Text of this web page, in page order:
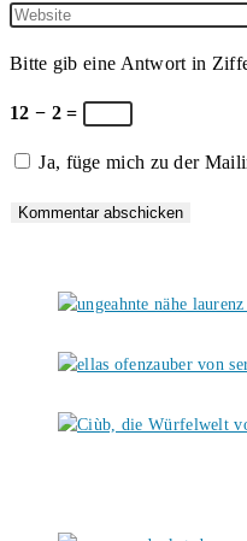
Namen
Benutzernamen
zum
Kommentieren
ein
deine
Mail-
Adresse
Kommentieren
Gib
Website-
URL
(optional)
Bitte gib eine Antwort in
12 − 2 =
Ja, füge mich zu der